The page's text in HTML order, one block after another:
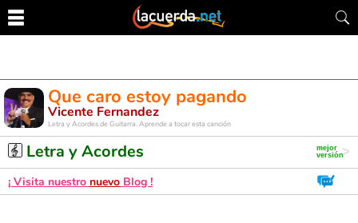
Que caro estoy pagando
Vicente Fernandez
Letra y Acordes de Guitarra. Aprende a tocar esta canción
Letra y Acordes
¡ Visita nuestro nuevo Blog !